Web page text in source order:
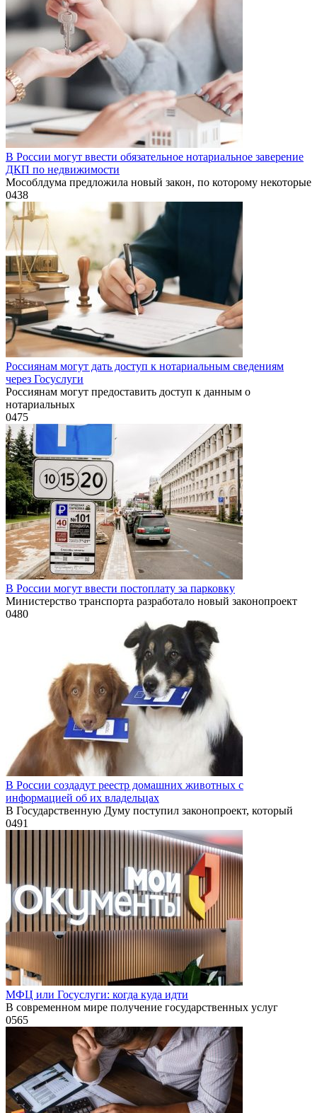
В России могут ввести обязательное нотариальное заверение
ДКП по недвижимости
Мособлдума предложила новый закон, по которому некоторые
0438
Россиянам могут дать доступ к нотариальным сведениям
через Госуслуги
Россиянам могут предоставить доступ к данным о
нотариальных
0475
В России могут ввести постоплату за парковку
Министерство транспорта разработало новый законопроект
0480
В России создадут реестр домашних животных с
информацией об их владельцах
В Государственную Думу поступил законопроект, который
0491
МФЦ или Госуслуги: когда куда идти
В современном мире получение государственных услуг
0565